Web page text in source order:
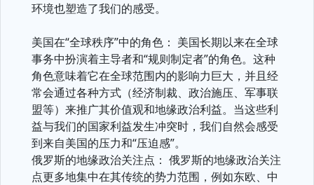
环境也塑造了我们的感受。
美国在“全球秩序”中的角色： 美国长期以来在全球
事务中扮演着主导者和“规则制定者”的角色。这种
角色意味着它在全球范围内的影响力巨大，并且经
常会通过各种方式（经济制裁、政治施压、军事联
盟等）来推广其价值观和地缘政治利益。当这些利
益与我们的国家利益发生冲突时，我们自然会感受
到来自美国的压力和“压迫感”。
俄罗斯的地缘政治关注点： 俄罗斯的地缘政治关注
点更多地集中在其传统的势力范围，例如东欧、中